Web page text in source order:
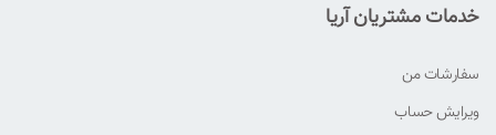
خدمات مشتریان آریا
سفارشات من
ویرایش حساب